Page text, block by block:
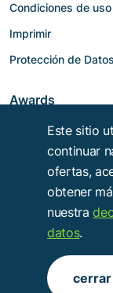
Condiciones de uso
Imprimir
Protección de Datos
Awards
Copyright © 2014 -
Este sitio
continuar
ofertas,
obtener
nuestra
datos.
cerrar